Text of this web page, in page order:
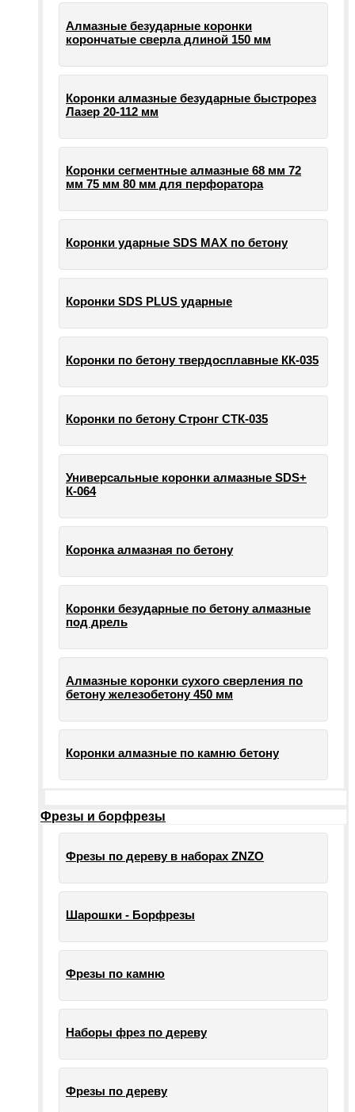
Алмазные безударные коронки
корончатые сверла длиной 150 мм
Коронки алмазные безударные быстрорез
Лазер 20-112 мм
Коронки сегментные алмазные 68 мм 72
мм 75 мм 80 мм для перфоратора
Коронки ударные SDS MAX по бетону
Коронки SDS PLUS ударные
Коронки по бетону твердосплавные КК-035
Коронки по бетону Стронг СТК-035
Универсальные коронки алмазные SDS+
К-064
Коронка алмазная по бетону
Коронки безударные по бетону алмазные
под дрель
Алмазные коронки сухого сверления по
бетону железобетону 450 мм
Коронки алмазные по камню бетону
Фрезы и борфрезы
Фрезы по дереву в наборах ZNZO
Шарошки - Борфрезы
Фрезы по камню
Наборы фрез по дереву
Фрезы по дереву